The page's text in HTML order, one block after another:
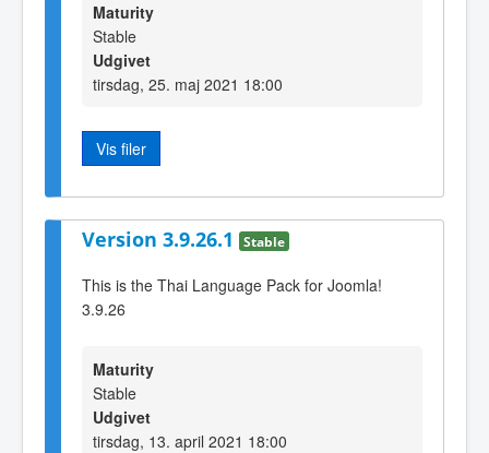
Maturity
Stable
Udgivet
tirsdag, 25. maj 2021 18:00
Vis filer
Version 3.9.26.1 Stable
This is the Thai Language Pack for Joomla!
3.9.26
Maturity
Stable
Udgivet
tirsdag, 13. april 2021 18:00